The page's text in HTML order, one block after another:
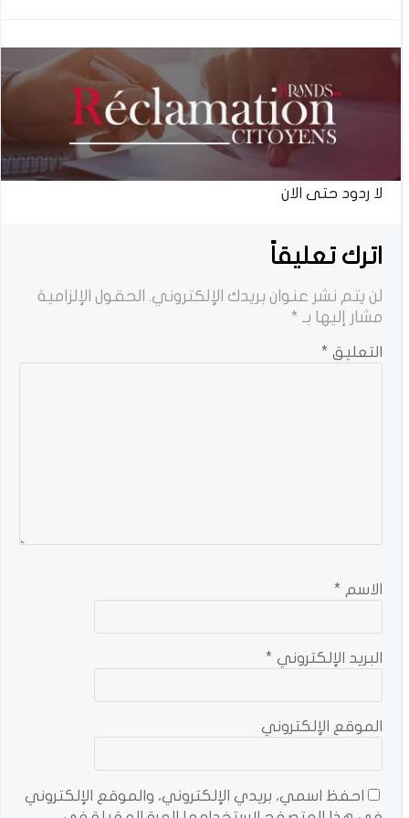
لا ردود حتى الان
اترك تعليقاً
لن يتم نشر عنوان بريدك الإلكتروني. الحقول الإلزامية
مشار إليها بـ *
التعليق *
الاسم *
البريد الإلكتروني *
الموقع الإلكتروني
احفظ اسمي، بريدي الإلكتروني، والموقع الإلكتروني